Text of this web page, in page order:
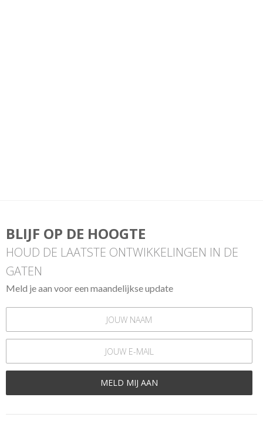
BLIJF OP DE HOOGTE
HOUD DE LAATSTE ONTWIKKELINGEN IN DE
GATEN
Meld je aan voor een maandelijkse update